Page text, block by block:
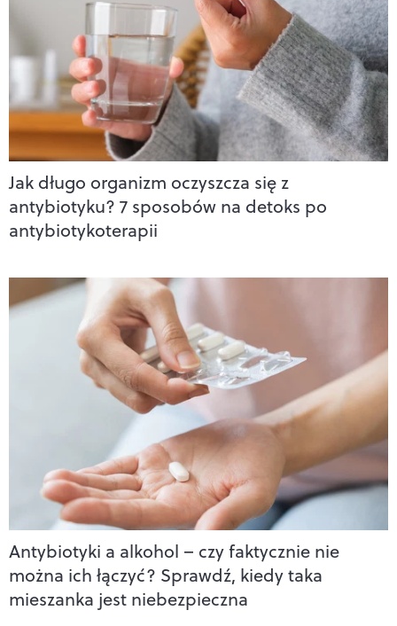
Jak długo organizm oczyszcza się z
antybiotyku? 7 sposobów na detoks po
antybiotykoterapii
Antybiotyki a alkohol – czy faktycznie nie
można ich łączyć? Sprawdź, kiedy taka
mieszanka jest niebezpieczna